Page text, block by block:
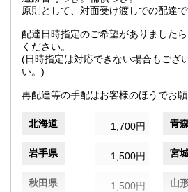
原則として、対面受け渡しでの配達で
配達日時指定のご希望がありました
ください。
(日時指定は対応できない場合もござ
い。)
再配達等の手配はお客様のほうでお願
北海道 1,700円 青
岩手県 1,500円 宮
秋田県 1,500円 山